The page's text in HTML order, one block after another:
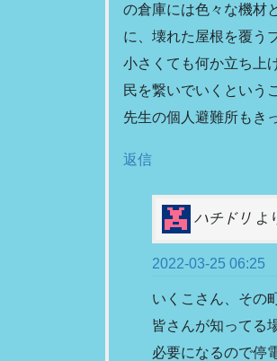
の倉庫には色々な機材
に、壊れた屋根を覆う
小さくても何か立ち上
民を繋いでいくという
先生の個人避難所もき
返信
ハチドリ よ
2022-03-25 06:25
いくこさん、その
皆さんが知ってる
必要になるので停